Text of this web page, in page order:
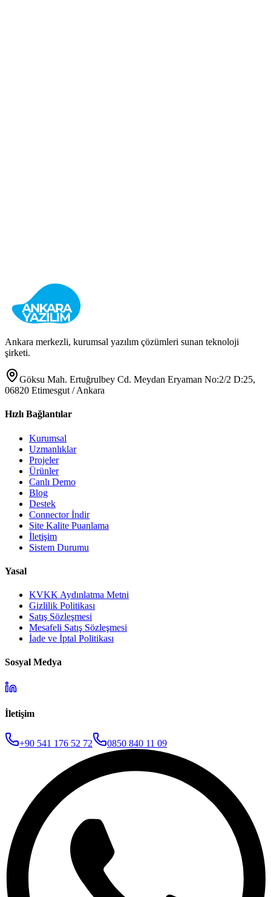
Ankara merkezli, kurumsal yazılım çözümleri sunan teknoloji
şirketi.
Göksu Mah. Ertuğrulbey Cd. Meydan Eryaman No:2/2 D:25,
06820 Etimesgut / Ankara
Hızlı Bağlantılar
Kurumsal
Uzmanlıklar
Projeler
Ürünler
Canlı Demo
Blog
Destek
Connector İndir
Site Kalite Puanlama
İletişim
Sistem Durumu
Yasal
KVKK Aydınlatma Metni
Gizlilik Politikası
Satış Sözleşmesi
Mesafeli Satış Sözleşmesi
İade ve İptal Politikası
Sosyal Medya
İletişim
+90 541 176 52 72 0850 840 11 09